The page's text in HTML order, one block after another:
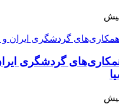
گردشگری